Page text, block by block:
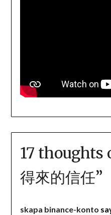
17 thoughts
得來的信任”
skapa binance-konto